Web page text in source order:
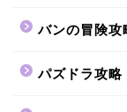
バンの冒険攻
パズドラ攻略